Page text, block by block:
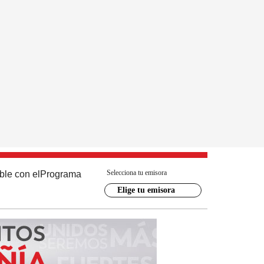
con el Programa Selecciona tu emisora
Elige tu emisora